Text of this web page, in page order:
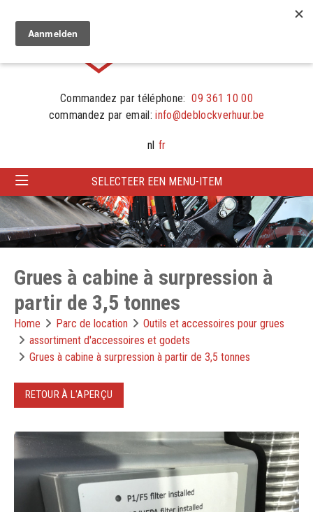
Commandez par téléphone: 09 361 10 00
commandez par email: info@deblockverhuur.be
nl fr
SELECTEER EEN MENU-ITEM
Grues à cabine à surpression à
partir de 3,5 tonnes
Home Parc de location
Outils et accessoires pour grues
assortiment d'accessoires et godets
Grues à cabine à surpression à partir de 3,5 tonnes
RETOUR À L'APERÇU